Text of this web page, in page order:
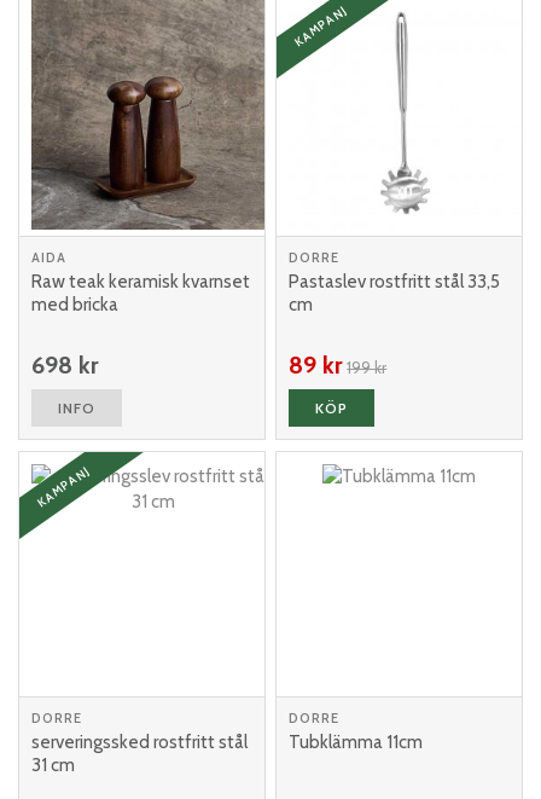
AIDA
Raw teak keramisk kvarnset
med bricka
698 kr
INFO
DORRE
Pastaslev rostfritt stål 33,5
cm
KAMPANJ
89 kr 199 kr
KÖP
DORRE
serveringssked rostfritt stål
31 cm
KAMPANJ
DORRE
Tubklämma 11cm